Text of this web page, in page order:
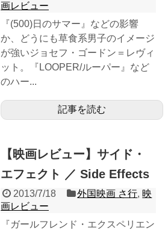
画レビュー
『(500)日のサマー』などの影響
か、どうにも草食系男子のイメージ
が強いジョセフ・ゴードン＝レヴィ
ット。『LOOPER/ルーパー』など
のハー...
記事を読む
【映画レビュー】サイド・
エフェクト ／ Side Effects
2013/7/18 外国映画 さ行, 映
画レビュー
『ガールフレンド・エクスペリエン